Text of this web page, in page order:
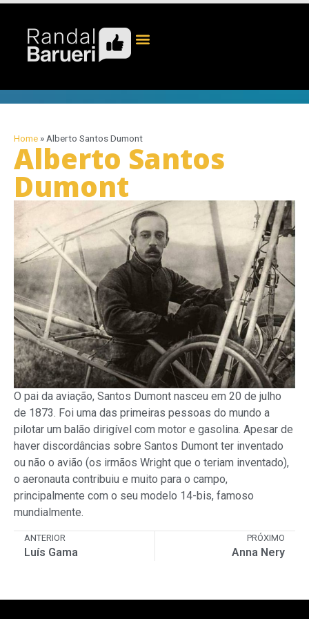
Home » Alberto Santos Dumont
Alberto Santos
Dumont
O pai da aviação, Santos Dumont nasceu em 20 de julho
de 1873. Foi uma das primeiras pessoas do mundo a
pilotar um balão dirigível com motor e gasolina. Apesar de
haver discordâncias sobre Santos Dumont ter inventado
ou não o avião (os irmãos Wright que o teriam inventado),
o aeronauta contribuiu e muito para o campo,
principalmente com o seu modelo 14-bis, famoso
mundialmente.
ANTERIOR
Luís Gama
PRÓXIMO
Anna Nery